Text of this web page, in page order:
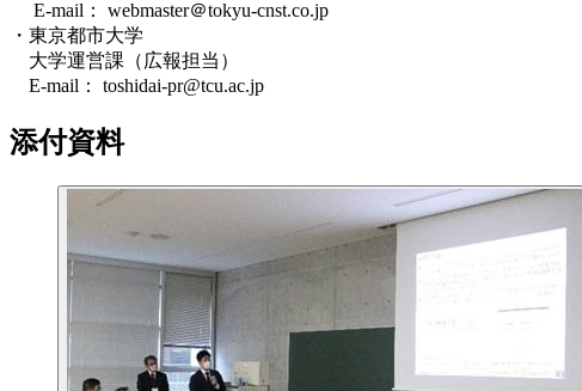
E-mail： webmaster＠tokyu-cnst.co.jp
・東京都市大学
大学運営課（広報担当）
E-mail： toshidai-pr@tcu.ac.jp
添付資料